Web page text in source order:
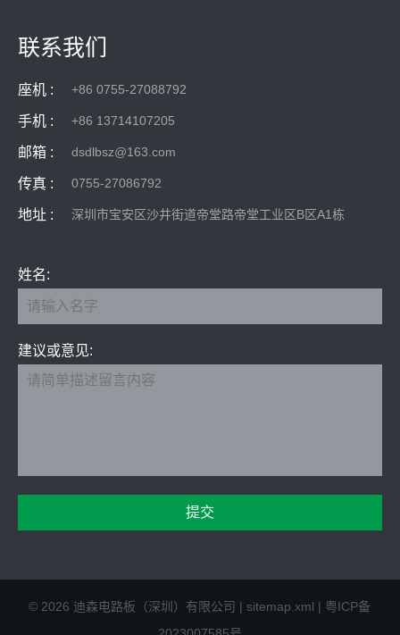
联系我们
座机 : +86 0755-27088792
手机 : +86 13714107205
邮箱 : dsdlbsz@163.com
传真 : 0755-27086792
地址 : 深圳市宝安区沙井街道帝堂路帝堂工业区B区A1栋
姓名:
建议或意见:
© 2026 迪森电路板（深圳）有限公司 |sitemap.xml | 粤ICP备